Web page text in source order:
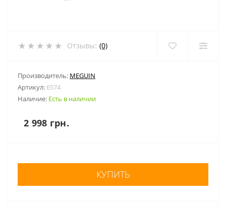
Отзывы: (0)
Производитель: MEGUIN
Артикул: 6574
Наличие: Есть в наличии
2 998 грн.
КУПИТЬ